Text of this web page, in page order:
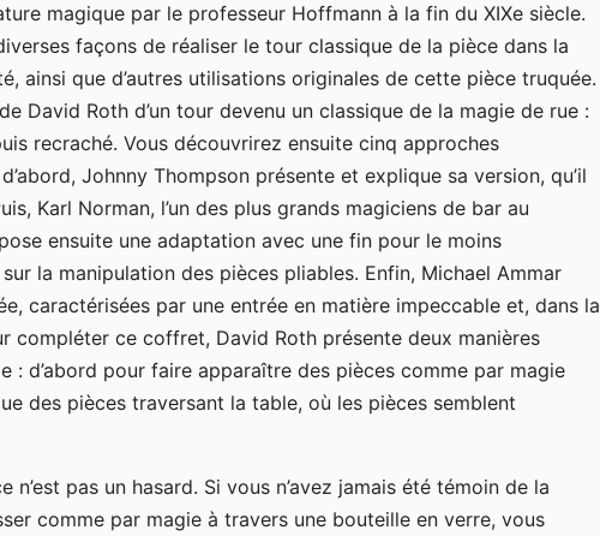
magique par le professeur Hoffmann à la fin du XIXe siècle.
façons de réaliser le tour classique de la pièce dans la
ainsi que d’autres utilisations originales de cette pièce truquée.
David Roth d’un tour devenu un classique de la magie de rue :
recraché. Vous découvrirez ensuite cinq approches
Johnny Thompson présente et explique sa version, qu’il
Karl Norman, l’un des plus grands magiciens de bar au
ensuite une adaptation avec une fin pour le moins
la manipulation des pièces pliables. Enfin, Michael Ammar
caractérisées par une entrée en matière impeccable et, dans la
compléter ce coffret, David Roth présente deux manières
: d’abord pour faire apparaître des pièces comme par magie
des pièces traversant la table, où les pièces semblent
pas un hasard. Si vous n’avez jamais été témoin de la
comme par magie à travers une bouteille en verre, vous